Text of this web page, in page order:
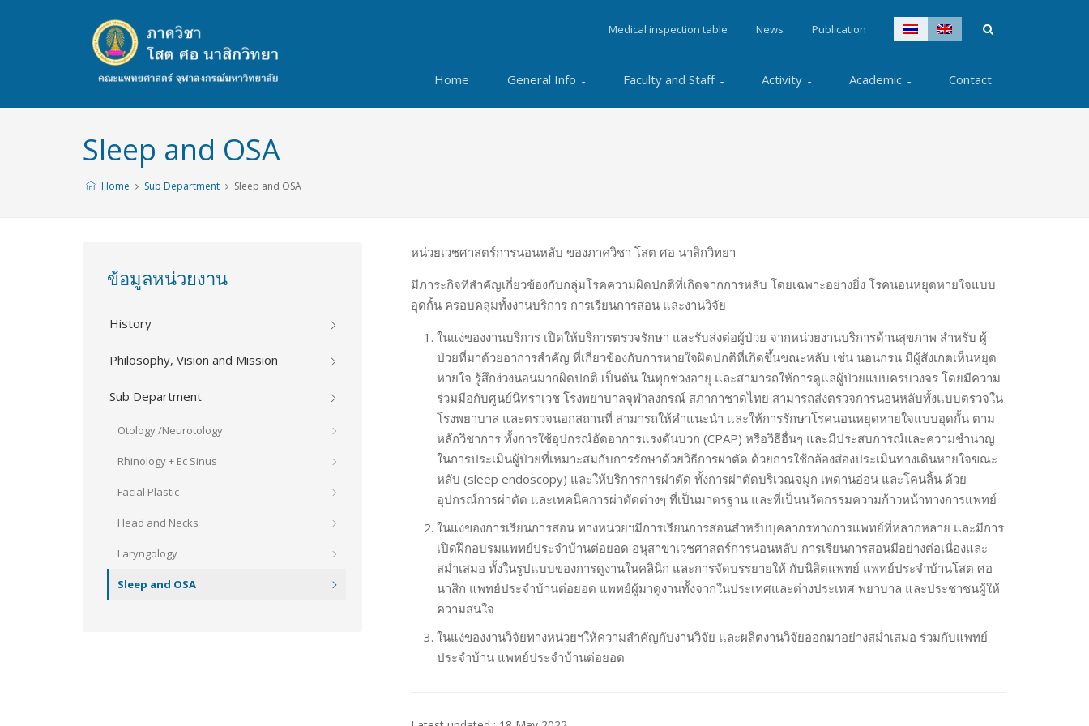
Medical inspection table News Publication
Home General Info Faculty and Staff Activity Academic Contact
Sleep and OSA
Home Sub Department Sleep and OSA
หน่วยเวชศาสตร์การนอนหลับ ของภาควิชา โสต ศอ นาสิกวิทยา
มีภาระกิจทีสำคัญเกี่ยวข้องกับกลุ่มโรคความผิดปกติที่เกิดจากการหลับ โดยเฉพาะอย่างยิ่ง โรคนอนหยุดหายใจแบบ
อุดกั้น ครอบคลุมทั้งงานบริการ การเรียนการสอน และงานวิจัย
ในแง่ของงานบริการ เปิดให้บริการตรวจรักษา และรับส่งต่อผู้ป่วย จากหน่วยงานบริการด้านสุขภาพ สำหรับ ผู้
ป่วยที่มาด้วยอาการสำคัญ ที่เกี่ยวข้องกับการหายใจผิดปกติที่เกิดขึ้นขณะหลับ เช่น นอนกรน มีผู้สังเกตเห็นหยุด
หายใจ รู้สึกง่วงนอนมากผิดปกติ เป็นต้น ในทุกช่วงอายุ และสามารถให้การดูแลผู้ป่วยแบบครบวงจร โดยมีความ
ร่วมมือกับศูนย์นิทราเวช โรงพยาบาลจุฬาลงกรณ์ สภากาชาดไทย สามารถส่งตรวจการนอนหลับทั้งแบบตรวจใน
โรงพยาบาล และตรวจนอกสถานที่ สามารถให้คำแนะนำ และให้การรักษาโรคนอนหยุดหายใจแบบอุดกั้น ตาม
หลักวิชาการ ทั้งการใช้อุปกรณ์อัดอาการแรงดันบวก (CPAP) หรือวิธีอื่นๆ และมีประสบการณ์และความชำนาญ
ในการประเมินผู้ป่วยที่เหมาะสมกับการรักษาด้วยวิธีการผ่าตัด ด้วยการใช้กล้องส่องประเมินทางเดินหายใจขณะ
หลับ (sleep endoscopy) และให้บริการการผ่าตัด ทั้งการผ่าตัดบริเวณจมูก เพดานอ่อน และโคนลิ้น ด้วย
อุปกรณ์การผ่าตัด และเทคนิคการผ่าตัดต่างๆ ที่เป็นมาตรฐาน และที่เป็นนวัตกรรมความก้าวหน้าทางการแพทย์
ในแง่ของการเรียนการสอน ทางหน่วยฯมีการเรียนการสอนสำหรับบุคลากรทางการแพทย์ที่หลากหลาย และมีการ
เปิดฝึกอบรมแพทย์ประจำบ้านต่อยอด อนุสาขาเวชศาสตร์การนอนหลับ การเรียนการสอนมีอย่างต่อเนื่องและ
สม่ำเสมอ ทั้งในรูปแบบของการดูงานในคลินิก และการจัดบรรยายให้ กับนิสิตแพทย์ แพทย์ประจำบ้านโสต ศอ
นาสิก แพทย์ประจำบ้านต่อยอด แพทย์ผู้มาดูงานทั้งจากในประเทศและต่างประเทศ พยาบาล และประชาชนผู้ให้
ความสนใจ
ในแง่ของงานวิจัยทางหน่วยฯให้ความสำคัญกับงานวิจัย และผลิตงานวิจัยออกมาอย่างสม่ำเสมอ ร่วมกับแพทย์
ประจำบ้าน แพทย์ประจำบ้านต่อยอด
ข้อมูลหน่วยงาน
History
Philosophy, Vision and Mission
Sub Department
Otology /Neurotology
Rhinology + Ec Sinus
Facial Plastic
Head and Necks
Laryngology
Sleep and OSA